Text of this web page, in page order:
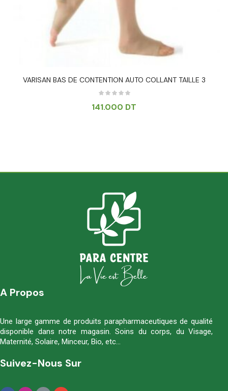
VARISAN BAS DE CONTENTION AUTO COLLANT TAILLE 3
141.000 DT
A Propos
Une large gamme de produits parapharmaceutiques de qualité
disponible dans notre magasin. Soins du corps, du Visage,
Maternité, Solaire, Minceur, Bio, etc…
Suivez-Nous Sur